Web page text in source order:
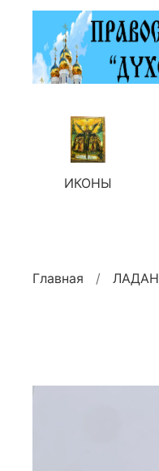
ИКОНЫ
Главная ЛАДАН